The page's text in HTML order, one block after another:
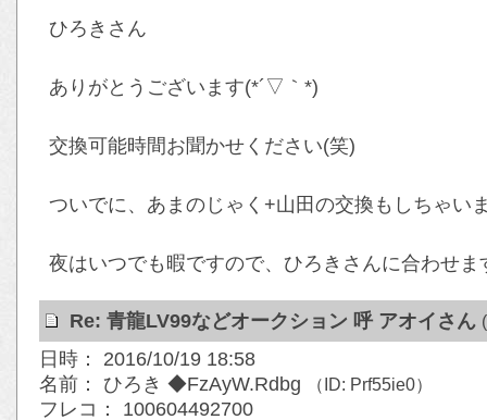
ひろきさん
ありがとうございます(*´▽｀*)
交換可能時間お聞かせください(笑)
ついでに、あまのじゃく+山田の交換もしちゃい
夜はいつでも暇ですので、ひろきさんに合わせ
Re: 青龍LV99などオークション 呼 アオイさん
日時： 2016/10/19 18:58
名前： ひろき ◆FzAyW.Rdbg
（ID: Prf55ie0）
フレコ： 100604492700